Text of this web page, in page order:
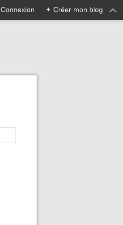
Connexion + Créer mon blog